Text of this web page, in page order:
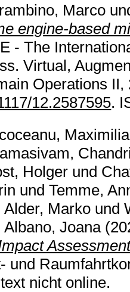
Marco
engine-based
- The
Virtual,
Operations
12.2587595.
Holger und
undTemme,
Alder, Marko und
Albano, Joana
und
nicht online.